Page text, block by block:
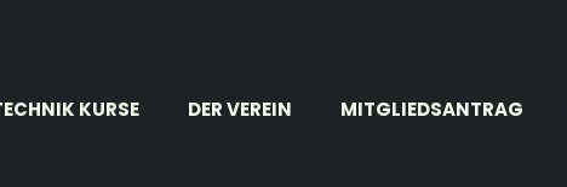
KURSE DER VEREIN MITGLIEDSANTRAG